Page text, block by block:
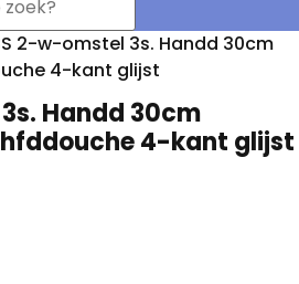
2-w-omstel 3s. Handd 30cm
4-kant glijst
Handd 30cm
4-kant glijst